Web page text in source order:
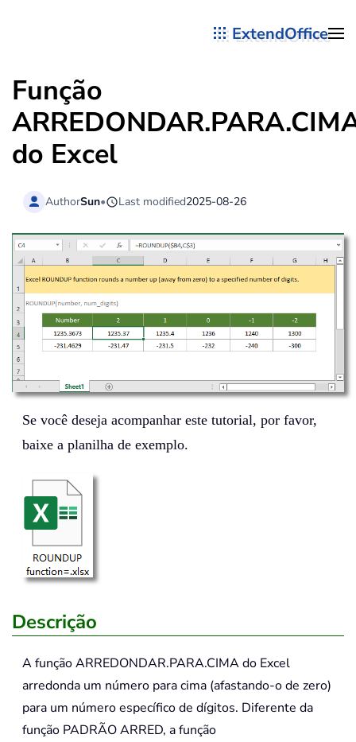
ExtendOffice
Função
do Excel
AuthorSun• Last modified2025-08-26
Se você deseja acompanhar este tutorial, por favor,
baixe a planilha de exemplo.
Descrição
A funçãoARREDONDAR.PARA.CIMAdo Excel
arredonda um número para cima (afastando-o de zero)
para um número específico de dígitos. Diferente da
função PADRÃO ARRED, a função